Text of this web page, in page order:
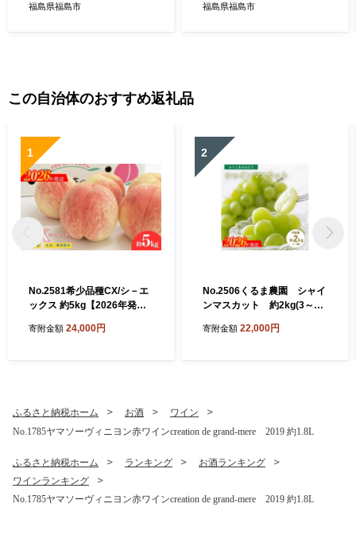
福島県福島市 福島県福島市
この自治体のおすすめ返礼品
1
No.2581希少品種CX/シ－エ
ックス 約5kg【2026年発
寄附金額 24,000円
2
No.2506くるま農園 シャイ
ンマスカット 約2kg(3～5
約】
寄附金額 22,000円
ふるさと納税ホーム お酒
ワイン
No.1785ヤマソーヴィニヨン赤ワインcreation de grand-mere 2019 約1.8L
ふるさと納税ホーム ランキング
お酒ランキング
ワインランキング
No.1785ヤマソーヴィニヨン赤ワインcreation de grand-mere 2019 約1.8L